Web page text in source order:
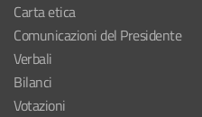
Carta etica
Comunicazioni del Presidente
Verbali
Bilanci
Votazioni